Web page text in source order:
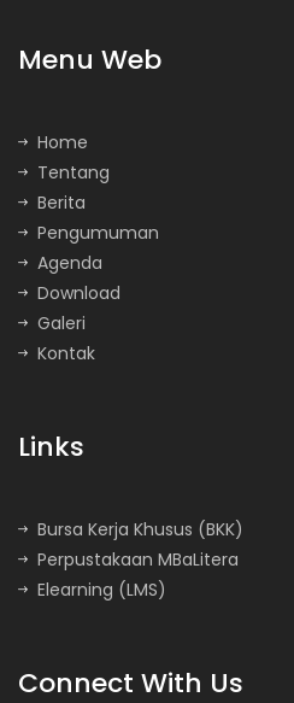
Menu Web
Home
Tentang
Berita
Pengumuman
Agenda
Download
Galeri
Kontak
Links
Bursa Kerja Khusus (BKK)
Perpustakaan MBaLitera
Elearning (LMS)
Connect With Us